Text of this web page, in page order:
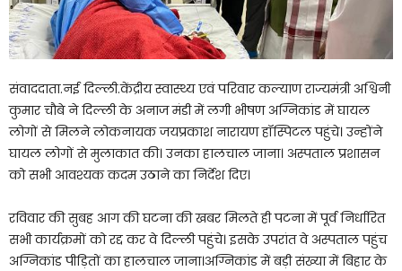
संवाददाता.नई दिल्ली.केंद्रीय स्वास्थ्य एवं परिवार कल्याण राज्यमंत्री अश्विनी
कुमार चौबे ने दिल्ली के अनाज मंडी में लगी भीषण अग्निकांड में घायल
लोगों से मिलने लोकनायक जयप्रकाश नारायण हॉस्पिटल पहुंचे। उन्होंने
घायल लोगों से मुलाकात की। उनका हालचाल जाना। अस्पताल प्रशासन
को सभी आवश्यक कदम उठाने का निर्देश दिए।
रविवार की सुबह आग की घटना की खबर मिलते ही पटना में पूर्व निर्धारित
सभी कार्यक्रमों को रद्द कर वे दिल्ली पहुंचे। इसके उपरांत वे अस्पताल पहुंच
अग्निकांड पीड़ितों का हालचाल जाना।अग्निकांड में बड़ी संख्या में बिहार के